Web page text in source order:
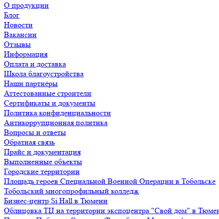
О продукции
Блог
Новости
Вакансии
Отзывы
Информация
Оплата и доставка
Школа благоустройства
Наши партнёры
Аттестованные строители
Сертификаты и документы
Политика конфиденциальности
Антикоррупционная политика
Вопросы и ответы
Обратная связь
Прайс и документация
Выполненные объекты
Городские территории
Площадь героев Специальной Военной Операции в Тобольске
Тобольский многопрофильный колледж
Бизнес-центр Si Hall в Тюмени
Облицовка ТЦ на территории экспоцентра "Свой дом" в